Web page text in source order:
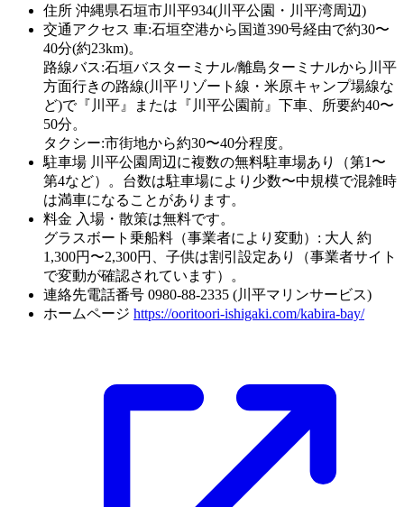
住所 沖縄県石垣市川平934(川平公園・川平湾周辺)
交通アクセス 車:石垣空港から国道390号経由で約30〜
40分(約23km)。
路線バス:石垣バスターミナル/離島ターミナルから川平
方面行きの路線(川平リゾート線・米原キャンプ場線な
ど)で『川平』または『川平公園前』下車、所要約40〜
50分。
タクシー:市街地から約30〜40分程度。
駐車場 川平公園周辺に複数の無料駐車場あり（第1〜
第4など）。台数は駐車場により少数〜中規模で混雑時
は満車になることがあります。
料金 入場・散策は無料です。
グラスボート乗船料（事業者により変動）: 大人 約
1,300円〜2,300円、子供は割引設定あり（事業者サイト
で変動が確認されています）。
連絡先電話番号 0980-88-2335 (川平マリンサービス)
ホームページ https://ooritoori-ishigaki.com/kabira-bay/